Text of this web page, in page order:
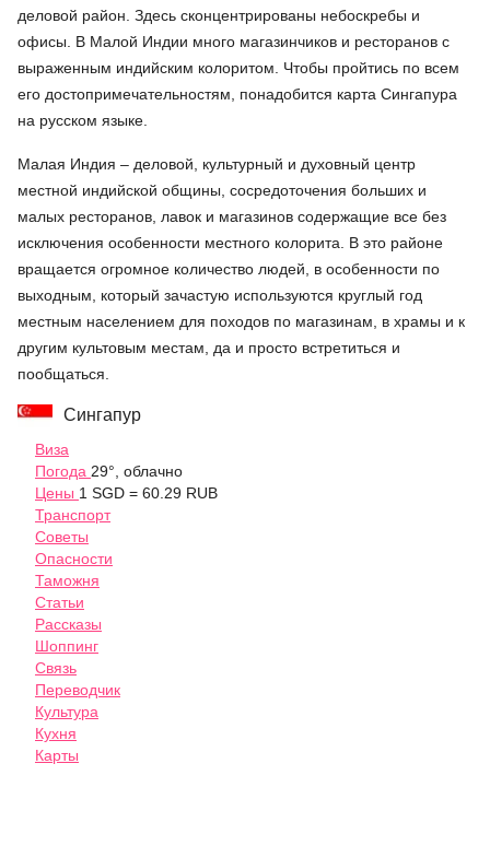
деловой район. Здесь сконцентрированы небоскребы и
офисы. В Малой Индии много магазинчиков и ресторанов с
выраженным индийским колоритом. Чтобы пройтись по всем
его достопримечательностям, понадобится карта Сингапура
на русском языке.
Малая Индия – деловой, культурный и духовный центр
местной индийской общины, сосредоточения больших и
малых ресторанов, лавок и магазинов содержащие все без
исключения особенности местного колорита. В это районе
вращается огромное количество людей, в особенности по
выходным, который зачастую используются круглый год
местным населением для походов по магазинам, в храмы и к
другим культовым местам, да и просто встретиться и
пообщаться.
Сингапур
Виза
Погода 29°, облачно
Цены 1 SGD = 60.29 RUB
Транспорт
Советы
Опасности
Таможня
Статьи
Рассказы
Шоппинг
Связь
Переводчик
Культура
Кухня
Карты